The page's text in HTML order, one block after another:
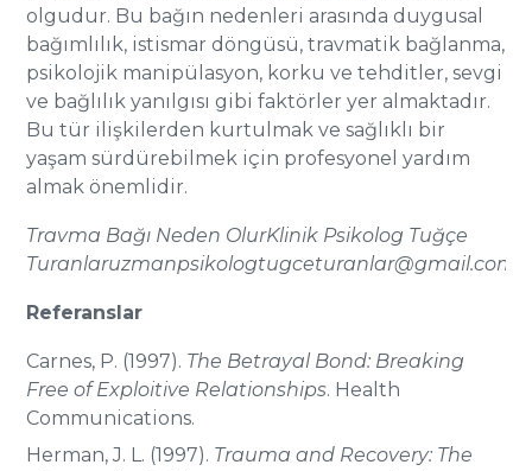
olgudur. Bu bağın nedenleri arasında duygusal
bağımlılık, istismar döngüsü, travmatik bağlanma,
psikolojik manipülasyon, korku ve tehditler, sevgi
ve bağlılık yanılgısı gibi faktörler yer almaktadır.
Bu tür ilişkilerden kurtulmak ve sağlıklı bir
yaşam sürdürebilmek için profesyonel yardım
almak önemlidir.
Travma Bağı Neden OlurKlinik Psikolog Tuğçe
Turanlaruzmanpsikologtugceturanlar@gmail.com
Referanslar
Carnes, P. (1997). The Betrayal Bond: Breaking
Free of Exploitive Relationships. Health
Communications.
Herman, J. L. (1997). Trauma and Recovery: The